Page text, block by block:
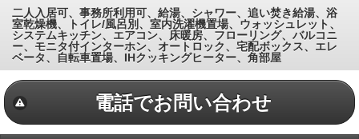
二人入居可、事務所利用可、給湯、シャワー、追い焚き給湯、浴
室乾燥機、トイレ/風呂別、室内洗濯機置場、ウォッシュレット、
システムキッチン、エアコン、床暖房、フローリング、バルコニ
ー、モニタ付インターホン、オートロック、宅配ボックス、エレ
ベータ、自転車置場、IHクッキングヒーター、角部屋
電話でお問い合わせ